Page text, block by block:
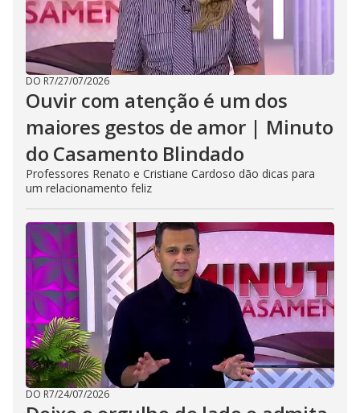
DO R7/27/07/2026
Ouvir com atenção é um dos
maiores gestos de amor | Minuto
do Casamento Blindado
Professores Renato e Cristiane Cardoso dão dicas para
um relacionamento feliz
DO R7/24/07/2026